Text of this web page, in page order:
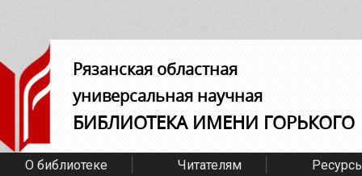
Рязанская областная
универсальная научная
БИБЛИОТЕКА ИМЕНИ ГОРЬКОГО
О библиотеке Читателям